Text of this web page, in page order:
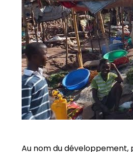
Au nom du développement,